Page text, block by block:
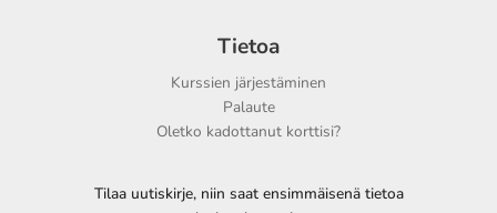
Tietoa
Kurssien järjestäminen
Palaute
Oletko kadottanut korttisi?
Tilaa uutiskirje, niin saat ensimmäisenä tietoa